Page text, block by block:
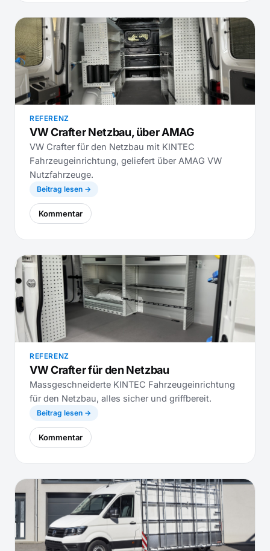
REFERENZ
VW Crafter Netzbau, über AMAG
VW Crafter für den Netzbau mit KINTEC
Fahrzeugeinrichtung, geliefert über AMAG VW
Nutzfahrzeuge.
Beitrag lesen →
Kommentar
REFERENZ
VW Crafter für den Netzbau
Massgeschneiderte KINTEC Fahrzeugeinrichtung
für den Netzbau, alles sicher und griffbereit.
Beitrag lesen →
Kommentar